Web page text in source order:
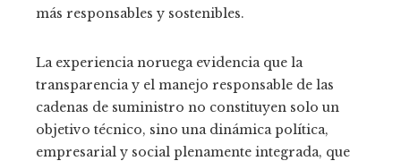
más responsables y sostenibles.
La experiencia noruega evidencia que la
transparencia y el manejo responsable de las
cadenas de suministro no constituyen solo un
objetivo técnico, sino una dinámica política,
empresarial y social plenamente integrada, que